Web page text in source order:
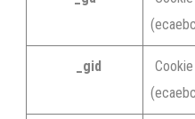
_gid